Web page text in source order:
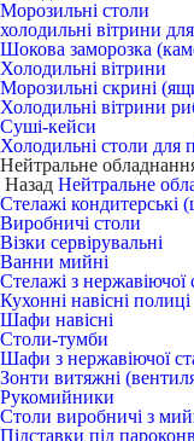
Морозильні столи
холодильні вітрини
Шокова заморозка
Холодильні вітрини
Морозильні скрині
Холодильні вітрини
Суші-кейси
Холодильні столи для
Нейтральне
Назад Нейтральне
Стелажі кондитерські
Виробничі столи
Візки сервірувальні
Ванни мийні
Стелажі з нержавіючої
Кухонні навісні полиці
Шафи навісні
Столи-тумби
Шафи з нержавіючої
Зонти витяжні
Рукомийники
Столи виробничі з
Підставки під